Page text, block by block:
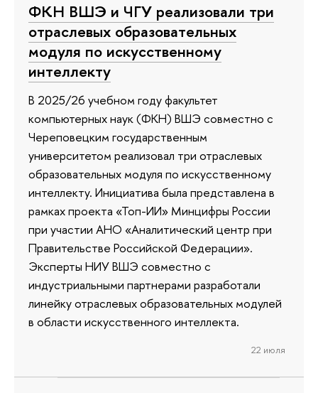
ФКН ВШЭ и ЧГУ реализовали три
отраслевых образовательных
модуля по искусственному
интеллекту
В 2025/26 учебном году факультет
компьютерных наук (ФКН) ВШЭ совместно с
Череповецким государственным
университетом реализовал три отраслевых
образовательных модуля по искусственному
интеллекту. Инициатива была представлена в
рамках проекта «Топ-ИИ» Минцифры России
при участии АНО «Аналитический центр при
Правительстве Российской Федерации».
Эксперты НИУ ВШЭ совместно с
индустриальными партнерами разработали
линейку отраслевых образовательных модулей
в области искусственного интеллекта.
22 июля